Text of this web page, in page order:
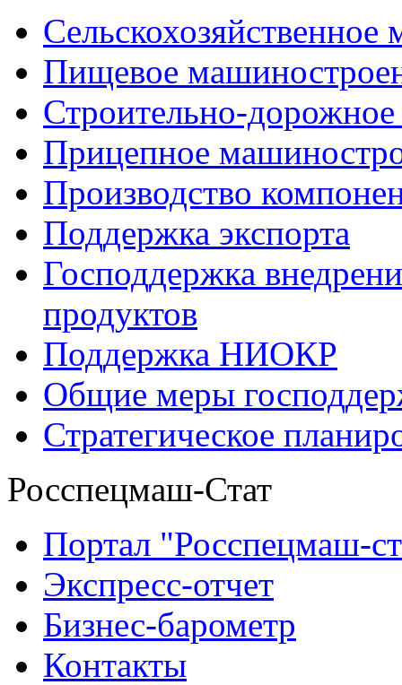
Пищевое
Строительно-
Прицепное
Производство
Поддержка экспорта
Господдержка
продуктов
Поддержка НИОКР
Общие меры
Стратегическое
Росспецмаш-Стат
Портал "Росспецмаш-
Экспресс-отчет
Бизнес-барометр
Контакты